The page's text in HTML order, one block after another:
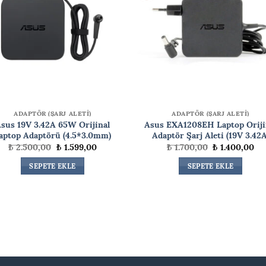
ADAPTÖR (ŞARJ ALETİ)
19V 3.42A 65W Orijinal
Adaptörü (4.5*3.0mm)
₺2.500,00Orijinal
fiyat:
₺ 2.500,00.
₺1.599,00Şu
andaki
SEPETE EKLE
ADAPTÖR (ŞARJ ALETİ)
Asus EXA1208EH Laptop
Adaptör Şarj Aleti (19V
₺1.700,00Orijinal
fiyat:
₺ 1.700,00.
₺1.400,00Şu
SEPETE EKLE